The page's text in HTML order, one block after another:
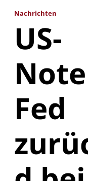
Nachrichten
US-
Fed